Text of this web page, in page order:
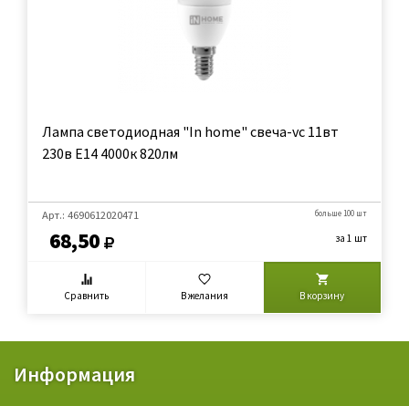
Лампа светодиодная "In home" свеча-vc 11вт
230в Е14 4000к 820лм
Арт.: 4690612020471
68,50
больше 100 шт
за 1 шт
Сравнить В желания В корзину
Информация